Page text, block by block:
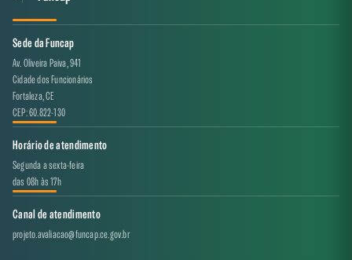
Sede da Funcap
Av. Oliveira Paiva, 941
Cidade dos Funcionários
Fortaleza, CE
CEP: 60.822-130
Horário de atendimento
Segunda a sexta-feira
das 08h às 17h
Canal de atendimento
projeto.avaliacao@funcap.ce.gov.br